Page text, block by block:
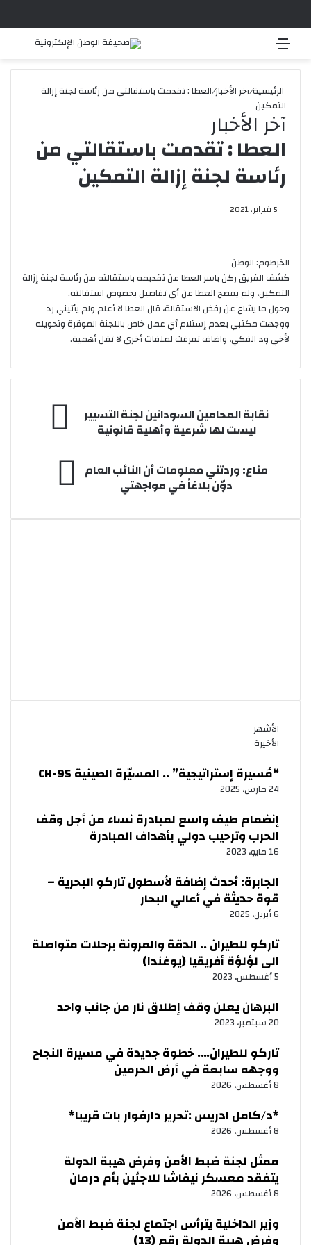
القائمة
الرئيسية/آخر الأخبار/العطا : تقدمت باستقالتي من رئاسة لجنة إزالة
التمكين
آخر الأخبار
العطا : تقدمت باستقالتي من
رئاسة لجنة إزالة التمكين
5 فبراير، 2021
الخرطوم: الوطن
كشف الفريق ركن ياسر العطا عن تقديمه باستقالته من رئاسة لجنة إزالة
التمكين، ولم يفصح العطا عن أي تفاصيل بخصوص استقالته.
وحول ما يشاع عن رفض الاستقالة، قال العطا لا أعلم ولم يأتيني رد
ووجهت مكتبي بعدم إستلام أي عمل خاص باللجنة الموقرة وتحويله
لأخي ود الفكي، واضاف تفرغت لملفات أخرى لا تقل أهمية.
نقابة
المحامين
السودانين
التسيير
ليست
وأهلية
نقابة المحامين السودانين لجنة التسيير
ليست لها شرعية وأهلية قانونية
وردتني
النائب
مناع: وردتني معلومات أن النائب العام
دوّن بلاغاً في مواجهتي
الأشهر
الأخيرة
“مُسيرة إستراتيجية” .. المسيّرة الصينية CH-95
24 مارس، 2025
إنضمام طيف واسع لمبادرة نساء من أجل وقف
الحرب وترحيب دولي بأهداف المبادرة
16 مايو، 2023
الجابرة: أحدث إضافة لأسطول تاركو البحرية –
قوة حديثة في أعالي البحار
6 أبريل، 2025
تاركو للطيران .. الدقة والمرونة برحلات متواصلة
الى لؤلؤة أفريقيا (يوغندا)
5 أغسطس، 2023
البرهان يعلن وقف إطلاق نار من جانب واحد
20 سبتمبر، 2023
تاركو للطيران…. خطوة جديدة في مسيرة النجاح
ووجهه سابعة في أرض الحرمين
8 أغسطس، 2026
‏*د/كامل ادريس :تحرير دارفوار بات قريبا*
8 أغسطس، 2026
ممثل لجنة ضبط الأمن وفرض هيبة الدولة
يتفقد معسكر نيفاشا للاجئين بأم درمان
8 أغسطس، 2026
وزير الداخلية يترأس اجتماع لجنة ضبط الأمن
وفرض هيبة الدولة رقم (13)